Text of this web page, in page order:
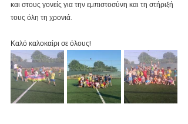
και στους γονείς για την εμπιστοσύνη και τη στήριξή
τους όλη τη χρονιά.
Καλό καλοκαίρι σε όλους!